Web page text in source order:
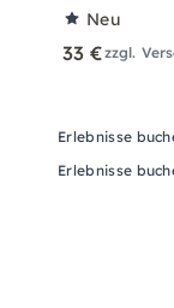
Neu
33 €zzgl.
Erlebnisse
Erlebnisse